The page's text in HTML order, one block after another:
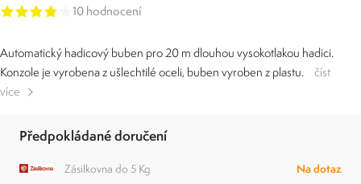
10 hodnocení
Automatický hadicový buben pro 20 m dlouhou vysokotlakou hadici.
Konzole je vyrobena z ušlechtilé oceli, buben vyroben z plastu.
číst
více
Předpokládané doručení
Zásilkovna do 5 Kg
Na dotaz